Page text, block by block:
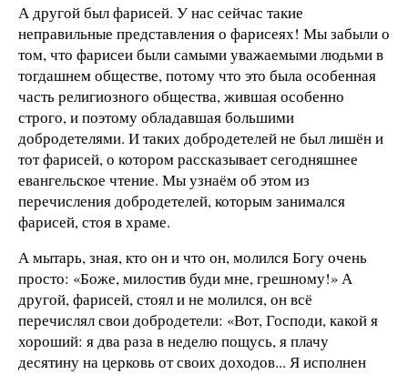
А другой был фарисей. У нас сейчас такие
неправильные представления о фарисеях! Мы забыли о
том, что фарисеи были самыми уважаемыми людьми в
тогдашнем обществе, потому что это была особенная
часть религиозного общества, жившая особенно
строго, и поэтому обладавшая большими
добродетелями. И таких добродетелей не был лишён и
тот фарисей, о котором рассказывает сегодняшнее
евангельское чтение. Мы узнаём об этом из
перечисления добродетелей, которым занимался
фарисей, стоя в храме.
А мытарь, зная, кто он и что он, молился Богу очень
просто: «Боже, милостив буди мне, грешному!» А
другой, фарисей, стоял и не молился, он всё
перечислял свои добродетели: «Вот, Господи, какой я
хороший: я два раза в неделю пощусь, я плачу
десятину на церковь от своих доходов... Я исполнен